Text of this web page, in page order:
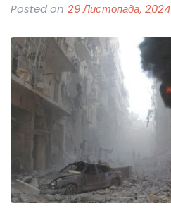
Posted on 29 Листопада, 2024